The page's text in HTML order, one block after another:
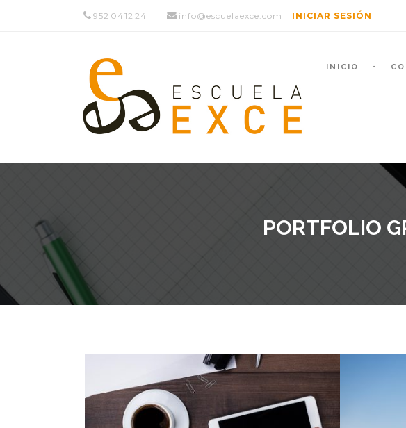
952 04 12 24 info@escuelaexce.com INICIAR SESIÓN
INICIO
PORTFOLIO